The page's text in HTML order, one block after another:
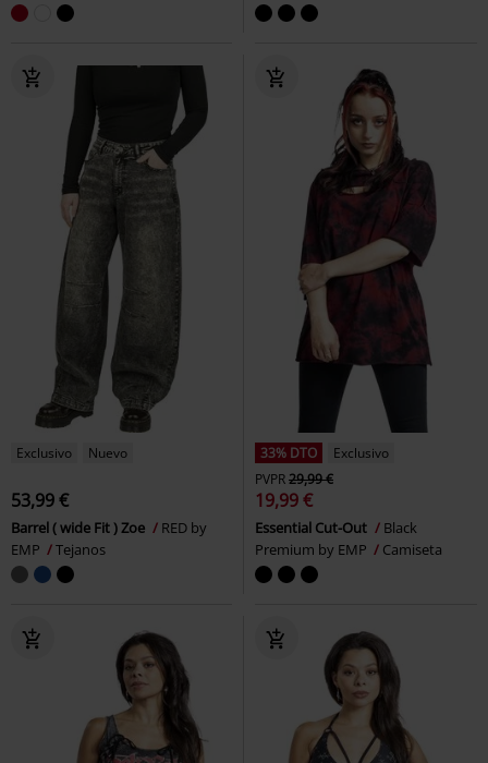
Exclusivo Nuevo
53,99 €
Barrel ( wide Fit ) Zoe
RED by
EMP
Tejanos
33% DTO
Exclusivo
PVPR29,99 €
19,99 €
Essential Cut-Out
Black
Premium by EMP
Camiseta